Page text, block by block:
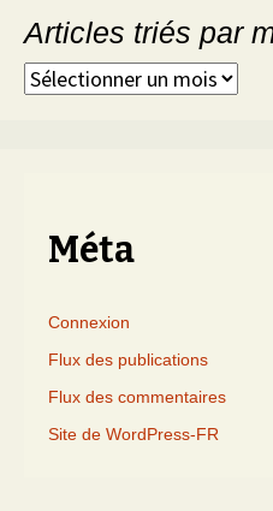
Articles triés par
Articles
Méta
Connexion
Flux des publications
Flux des commentaires
Site de WordPress-FR